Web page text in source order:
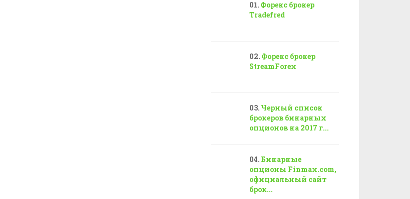
Форекс брокер
Tradefred
Форекс брокер
StreamForex
Черный список
брокеров бинарных
опционов на 2017 г...
Бинарные
опционы Finmax.com,
официальный сайт
брок...